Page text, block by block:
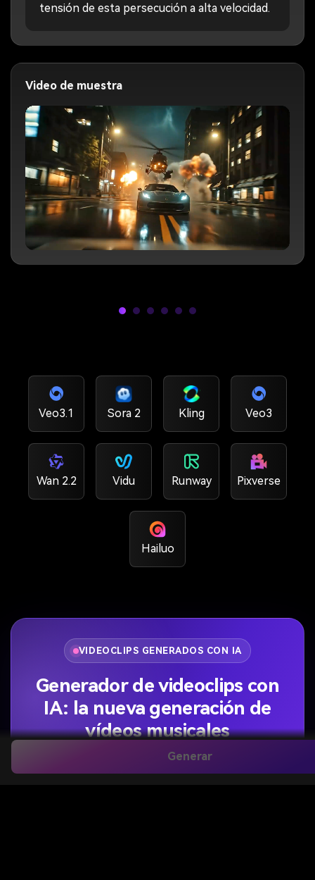
Generar
tensión de esta persecución a alta velocidad.
Video de muestra
Veo3.1 Sora 2 Kling Veo3
Wan 2.2 Vidu Runway Pixverse
Hailuo
VIDEOCLIPS GENERADOS CON IA
Generador de videoclips con
IA: la nueva generación de
vídeos musicales
Cada ritmo va sincronizado, cada plano mantiene la